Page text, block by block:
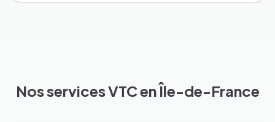
Nos services VTC en Île-de-France